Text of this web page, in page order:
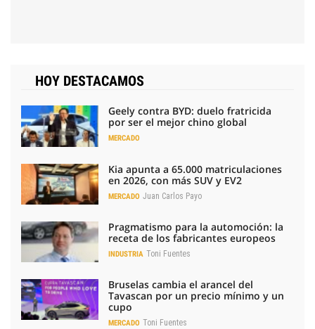
HOY DESTACAMOS
Geely contra BYD: duelo fratricida
por ser el mejor chino global
MERCADO
Kia apunta a 65.000 matriculaciones
en 2026, con más SUV y EV2
MERCADO Juan Carlos Payo
Pragmatismo para la automoción: la
receta de los fabricantes europeos
INDUSTRIA Toni Fuentes
Bruselas cambia el arancel del
Tavascan por un precio mínimo y un
cupo
MERCADO Toni Fuentes